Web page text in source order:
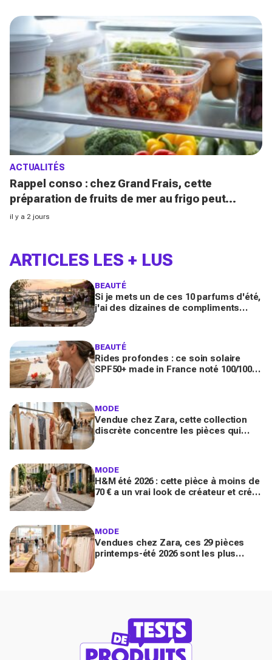
ACTUALITÉS
Rappel conso : chez Grand Frais, cette
préparation de fruits de mer au frigo peut
provoquer des toxi-infections
il y a 2 jours
ARTICLES LES + LUS
BEAUTÉ
Si je mets un de ces 10 parfums d'été,
j'ai des dizaines de compliments
BEAUTÉ
Rides profondes : ce soin solaire
SPF50+ made in France noté 100/100
MODE
Vendue chez Zara, cette collection
discrète concentre les pièces qui
MODE
H&M été 2026 : cette pièce à moins de
70 € a un vrai look de créateur et crée
MODE
Vendues chez Zara, ces 29 pièces
printemps-été 2026 sont les plus